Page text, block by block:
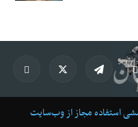
استفاده مجاز از وب‌سایت